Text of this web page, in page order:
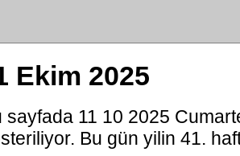
Ekim 2025
sayfada 11 10 2025
Bu gün yilin 41.